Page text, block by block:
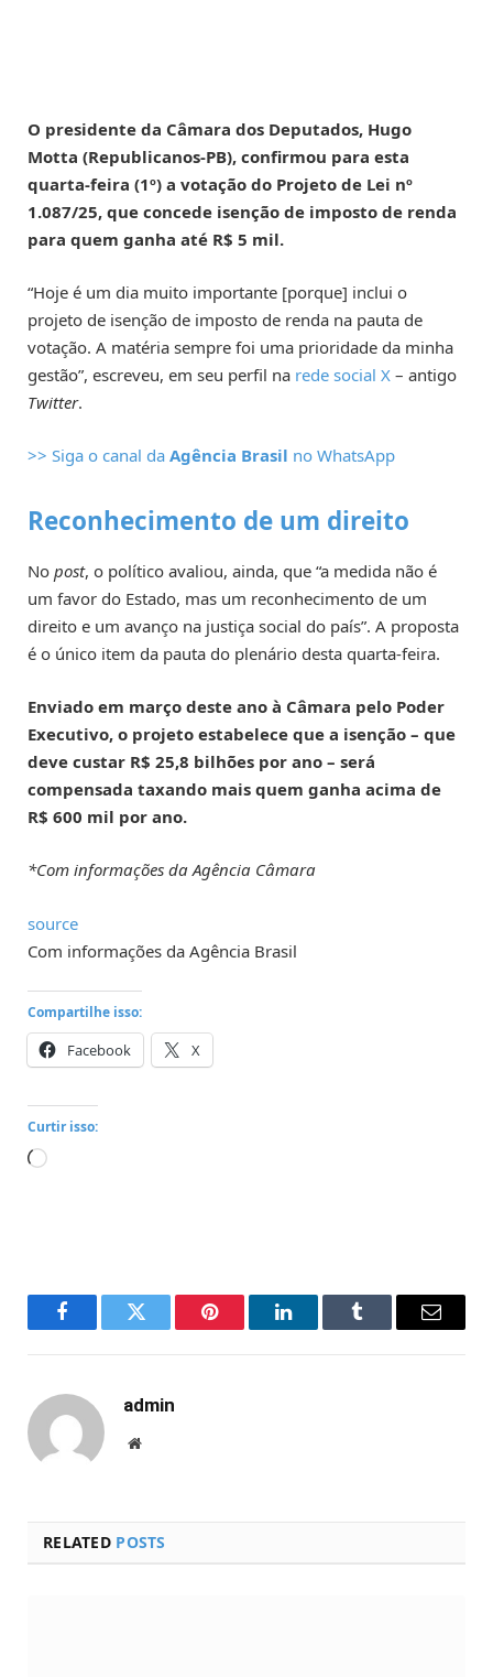
O presidente da Câmara dos Deputados, Hugo
Motta (Republicanos-PB), confirmou para esta
quarta-feira (1º) a votação do Projeto de Lei nº
1.087/25, que concede isenção de imposto de renda
para quem ganha até R$ 5 mil.
“Hoje é um dia muito importante [porque] inclui o
projeto de isenção de imposto de renda na pauta de
votação. A matéria sempre foi uma prioridade da minha
gestão”, escreveu, em seu perfil na rede social X – antigo
Twitter.
>> Siga o canal da Agência Brasil no WhatsApp
Reconhecimento de um direito
No post, o político avaliou, ainda, que “a medida não é
um favor do Estado, mas um reconhecimento de um
direito e um avanço na justiça social do país”. A proposta
é o único item da pauta do plenário desta quarta-feira.
Enviado em março deste ano à Câmara pelo Poder
Executivo, o projeto estabelece que a isenção – que
deve custar R$ 25,8 bilhões por ano – será
compensada taxando mais quem ganha acima de
R$ 600 mil por ano.
*Com informações da Agência Câmara
source
Com informações da Agência Brasil
Compartilhe isso:
Facebook X
Curtir isso:
Carregando...
FacebookTwitter Pinterest LinkedInTumblr Email
admin
Website
RELATED POSTS